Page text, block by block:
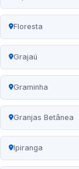
Floresta
Grajaú
Graminha
Granjas Betânea
Ipiranga